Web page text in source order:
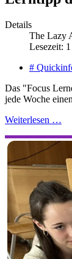
Details
The Lazy
Lesezeit:
#
Das "Focus
jede Woche
Weiterlesen …